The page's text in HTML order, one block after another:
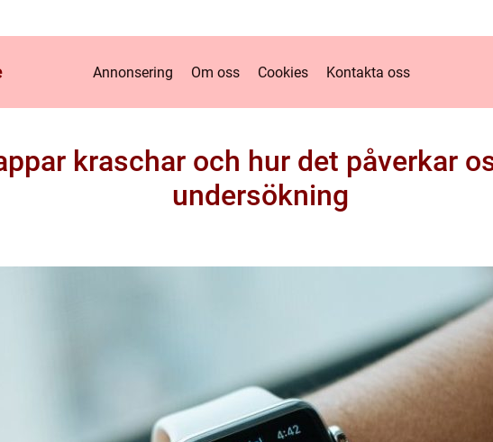
Annonsering Om oss Cookies Kontakta oss
kraschar och hur det påverkar
undersökning